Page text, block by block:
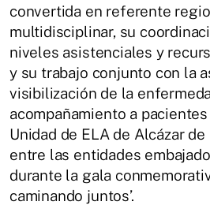
convertida en referente
multidisciplinar, su
niveles asistenciales y
y su trabajo conjunto con la
visibilización de la
acompañamiento a
Unidad de ELA de Alcázar
entre las entidades
durante la gala
caminando juntos’.